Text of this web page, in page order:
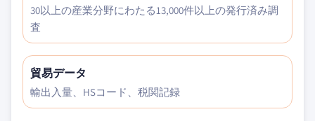
30以上の産業分野にわたる13,000件以上の発行済み調
査
貿易データ
輸出入量、HSコード、税関記録